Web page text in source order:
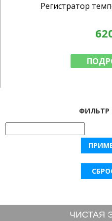
Регистратор
ФИЛЬТР
ЧИСТАЯ